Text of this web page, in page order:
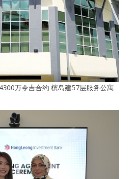
万令吉合约 槟岛建57层服务公寓